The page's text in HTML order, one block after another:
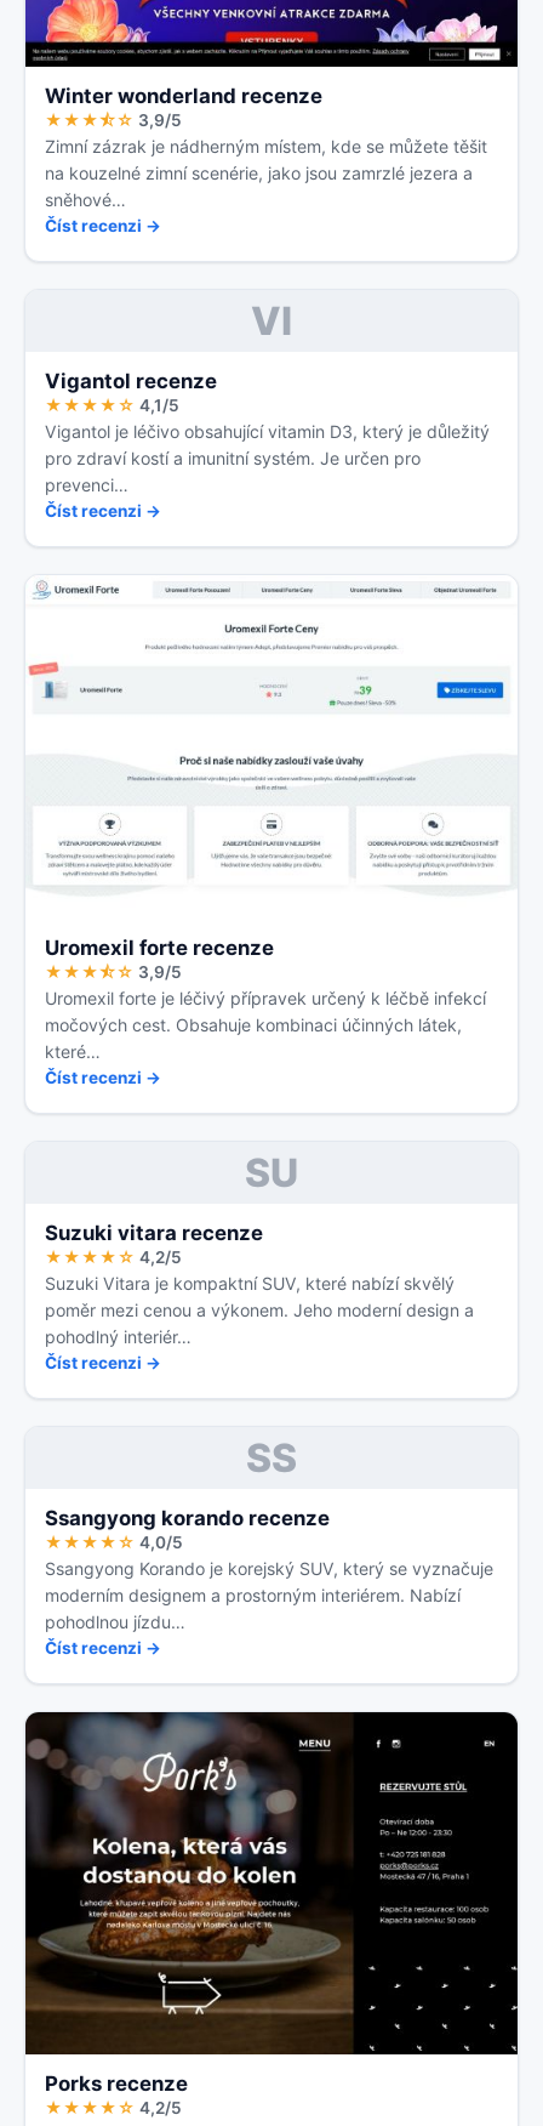
Winter wonderland recenze
★★★⯪☆ 3,9/5
Zimní zázrak je nádherným místem, kde se můžete těšit
na kouzelné zimní scenérie, jako jsou zamrzlé jezera a
sněhové…
Číst recenzi →
VI
Vigantol recenze
★★★★☆ 4,1/5
Vigantol je léčivo obsahující vitamin D3, který je důležitý
pro zdraví kostí a imunitní systém. Je určen pro
prevenci…
Číst recenzi →
Uromexil forte recenze
★★★⯪☆ 3,9/5
Uromexil forte je léčivý přípravek určený k léčbě infekcí
močových cest. Obsahuje kombinaci účinných látek,
které…
Číst recenzi →
SU
Suzuki vitara recenze
★★★★☆ 4,2/5
Suzuki Vitara je kompaktní SUV, které nabízí skvělý
poměr mezi cenou a výkonem. Jeho moderní design a
pohodlný interiér…
Číst recenzi →
SS
Ssangyong korando recenze
★★★★☆ 4,0/5
Ssangyong Korando je korejský SUV, který se vyznačuje
moderním designem a prostorným interiérem. Nabízí
pohodlnou jízdu…
Číst recenzi →
Porks recenze
★★★★☆ 4,2/5